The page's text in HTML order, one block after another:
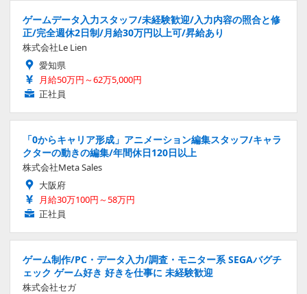
ゲームデータ入力スタッフ/未経験歓迎/入力内容の照合と修
正/完全週休2日制/月給30万円以上可/昇給あり
株式会社Le Lien
愛知県
月給50万円～62万5,000円
正社員
「0からキャリア形成」アニメーション編集スタッフ/キャラ
クターの動きの編集/年間休日120日以上
株式会社Meta Sales
大阪府
月給30万100円～58万円
正社員
ゲーム制作/PC・データ入力/調査・モニター系 SEGAバグチ
ェック ゲーム好き 好きを仕事に 未経験歓迎
株式会社セガ